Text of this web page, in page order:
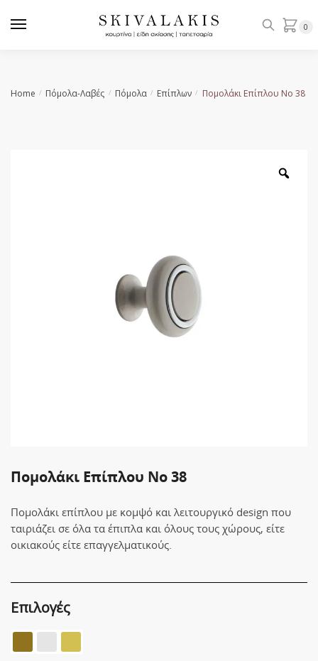
0
Home / Πόμολα-Λαβές / Πόμολα / Επίπλων / Πομολάκι Επίπλου No 38
Πομολάκι Επίπλου No 38
Πομολάκι επίπλου με κομψό και λειτουργικό design που
ταιριάζει σε όλα τα έπιπλα και όλους τους χώρους, είτε
οικιακούς είτε επαγγελματικούς.
Επιλογές